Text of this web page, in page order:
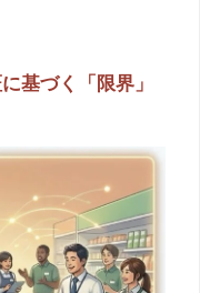
基づく「限界」